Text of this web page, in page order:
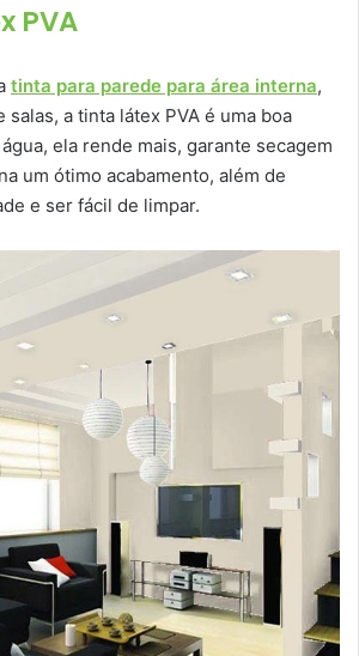
PVA
tinta para parede para área interna,
a tinta látex PVA é uma boa
ela rende mais, garante secagem
um ótimo acabamento, além de
e ser fácil de limpar.